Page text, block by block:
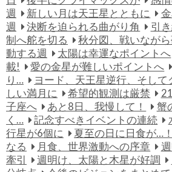
週
新しい月は天王星とともに
週
決断を迫られる曲がり角 引
制へ舵を切る
秋分図、戦いながら
動する週
太陽は幸運なポイントへ
載!
愛の金星が難しいポイントへ
り…
ヨード、天王星逆行、そして
しい満月に
希望的観測は厳禁
子座へ
あと8日、我慢して！
蟹
く…
記念すべきイベントの連続
行星が6個に
夏至の日に日食が…！
なる
月食、世界激動への序章
牽引
週明け、太陽と木星が好調